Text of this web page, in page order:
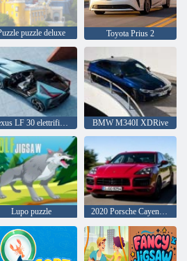
puzzle deluxe Toyota Prius 2
Lexus LF 30 elettrificato BMW M340I XDRive
Lupo puzzle 2020 Porsche Cayenne GTS